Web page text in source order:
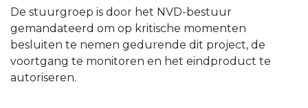
De stuurgroep is door het NVD-bestuur
gemandateerd om op kritische momenten
besluiten te nemen gedurende dit project, de
voortgang te monitoren en het eindproduct te
autoriseren.